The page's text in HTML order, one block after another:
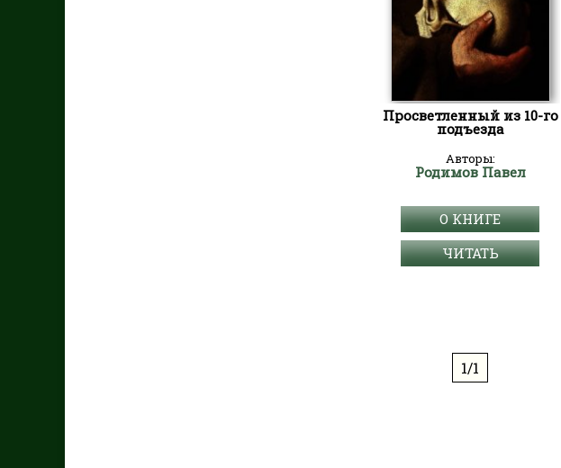
Просветленный из 10-го
подъезда
Авторы:
Родимов Павел
О КНИГЕ
ЧИТАТЬ
1/1